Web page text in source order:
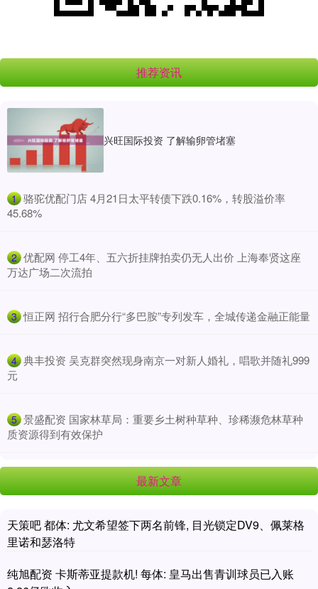
推荐资讯
兴旺国际投资 了解输卵管堵塞
1 ​骆驼优配门店 4月21日太平转债下跌0.16%，转股溢价率
45.68%
2 ​优配网 停工4年、五六折挂牌拍卖仍无人出价 上海奉贤这座
万达广场二次流拍
3 ​恒正网 招行合肥分行“多巴胺”专列发车，全城传递金融正能量
4 ​典丰投资 吴克群突然现身南京一对新人婚礼，唱歌并随礼999
元
5 ​景盛配资 国家林草局：重要乡土树种草种、珍稀濒危林草种
质资源得到有效保护
最新文章
天策吧 都体: 尤文希望签下两名前锋, 目光锁定DV9、佩莱格
里诺和瑟洛特
纯旭配资 卡斯蒂亚提款机! 每体: 皇马出售青训球员已入账